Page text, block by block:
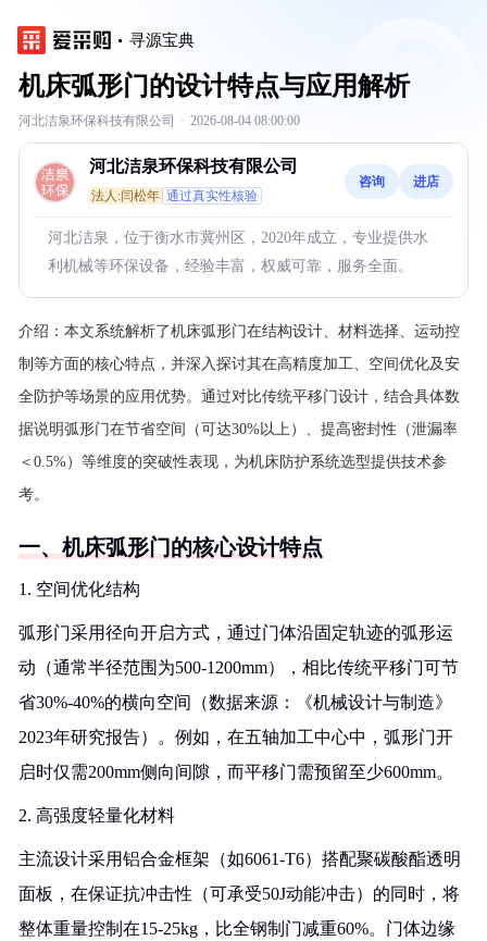
寻源宝典
机床弧形门的设计特点与应用解析
河北洁泉环保科技有限公司 · 2026-08-04 08:00:00
河北洁泉环保科技有限公司
法人:闫松年 通过真实性核验
咨询 进店
河北洁泉，位于衡水市冀州区，2020年成立，专业提供水
利机械等环保设备，经验丰富，权威可靠，服务全面。
介绍： 本文系统解析了机床弧形门在结构设计、材料选择、运动控
制等方面的核心特点，并深入探讨其在高精度加工、空间优化及安
全防护等场景的应用优势。通过对比传统平移门设计，结合具体数
据说明弧形门在节省空间（可达30%以上）、提高密封性（泄漏率
＜0.5%）等维度的突破性表现，为机床防护系统选型提供技术参
考。
一、机床弧形门的核心设计特点
1. 空间优化结构
弧形门采用径向开启方式，通过门体沿固定轨迹的弧形运
动（通常半径范围为500-1200mm），相比传统平移门可节
省30%-40%的横向空间（数据来源：《机械设计与制造》
2023年研究报告）。例如，在五轴加工中心中，弧形门开
启时仅需200mm侧向间隙，而平移门需预留至少600mm。
2. 高强度轻量化材料
主流设计采用铝合金框架（如6061-T6）搭配聚碳酸酯透明
面板，在保证抗冲击性（可承受50J动能冲击）的同时，将
整体重量控制在15-25kg，比全钢制门减重60%。门体边缘